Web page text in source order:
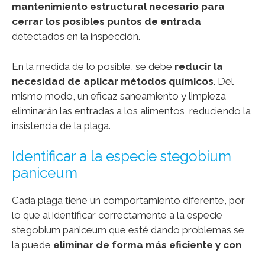
mantenimiento estructural necesario para
cerrar los posibles puntos de entrada
detectados en la inspección.
En la medida de lo posible, se debe reducir la
necesidad de aplicar métodos químicos. Del
mismo modo, un eficaz saneamiento y limpieza
eliminarán las entradas a los alimentos, reduciendo la
insistencia de la plaga.
Identificar a la especie stegobium
paniceum
Cada plaga tiene un comportamiento diferente, por
lo que al identificar correctamente a la especie
stegobium paniceum que esté dando problemas se
la puede eliminar de forma más eficiente y con